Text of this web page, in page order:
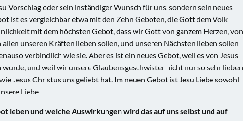
Vorschlag oder sein inständiger Wunsch für uns, sondern sein neues
ist es vergleichbar etwa mit den Zehn Geboten, die Gott dem Volk
mit dem höchsten Gebot, dass wir Gott von ganzem Herzen, von
allen unseren Kräften lieben sollen, und unseren Nächsten lieben sollen
verbindlich wie sie. Aber es ist ein neues Gebot, weil es von Jesus
und weil wir unsere Glaubensgeschwister nicht nur so sehr lieben
Jesus Christus uns geliebt hat. Im neuen Gebot ist Jesu Liebe sowohl
Liebe.
leben und welche Auswirkungen wird das auf uns selbst und auf